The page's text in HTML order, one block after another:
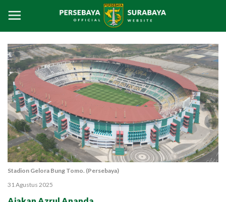
Stadion Gelora Bung Tomo. (Persebaya)
31 Agustus 2025